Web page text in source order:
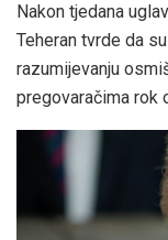
Nakon tjedana
Teheran tvrde da
razumijevanju
pregovaračima rok